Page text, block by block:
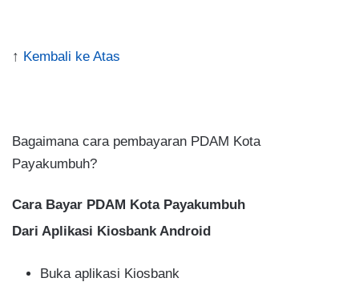
↑ Kembali ke Atas
Bagaimana cara pembayaran PDAM Kota
Payakumbuh?
Cara Bayar PDAM Kota Payakumbuh
Dari Aplikasi Kiosbank Android
Buka aplikasi Kiosbank